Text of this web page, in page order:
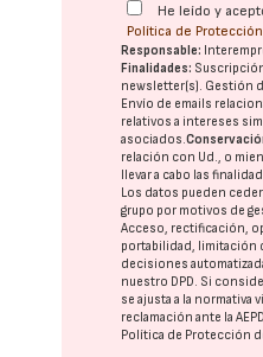
He leído y
Política de
Responsable:
Finalidades:
newsletter(s). Gestión
Envío de emails
relativos a intereses
asociados.
relación con Ud., o
llevar a cabo las
Los datos pueden
grupo por motivos de
Acceso, rectificación,
portabilidad, limitación
decisiones
nuestro DPD. Si
se ajusta a la normativa
reclamación ante laAEPD
Política de Protección